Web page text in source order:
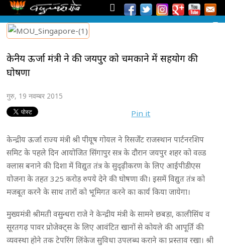
केन्द्रीय ऊर्जा मंत्री ने की जयपुर को चमकाने में सहयोग की
घोषणा
गुरु, 19 नवम्बर 2015
Pin it
केन्द्रीय ऊर्जा राज्य मंत्री श्री पीयूष गोयल ने रिसर्जेंट राजस्थान पार्टनरशिप
समिट के पहले दिन आयोजित सिंगापुर सत्र के दौरान जयपुर शहर को वल्र्ड
क्लास बनाने की दिशा में विद्युत तंत्र के सुदृढ़ीकरण के लिए आईपीडीएस
योजना के तहत 325 करोड़ रुपये देने की घोषणा की। इसमें विद्युत तंत्र को
मजबूत करनेे के साथ तारों को भूमिगत करने का कार्य किया जायेगा।
मुख्यमंत्री श्रीमती वसुन्धरा राजे ने केन्द्रीय मंत्री के सामने छबड़ा, कालीसिंध व
सूरतगढ़ पावर प्रोजेक्ट्स के लिए आवंटित खानों से कोयले की आपूर्ति की
व्यवस्था होने तक टेपरिंग लिंकेज सुविधा उपलब्ध कराने का प्रस्ताव रखा। श्री